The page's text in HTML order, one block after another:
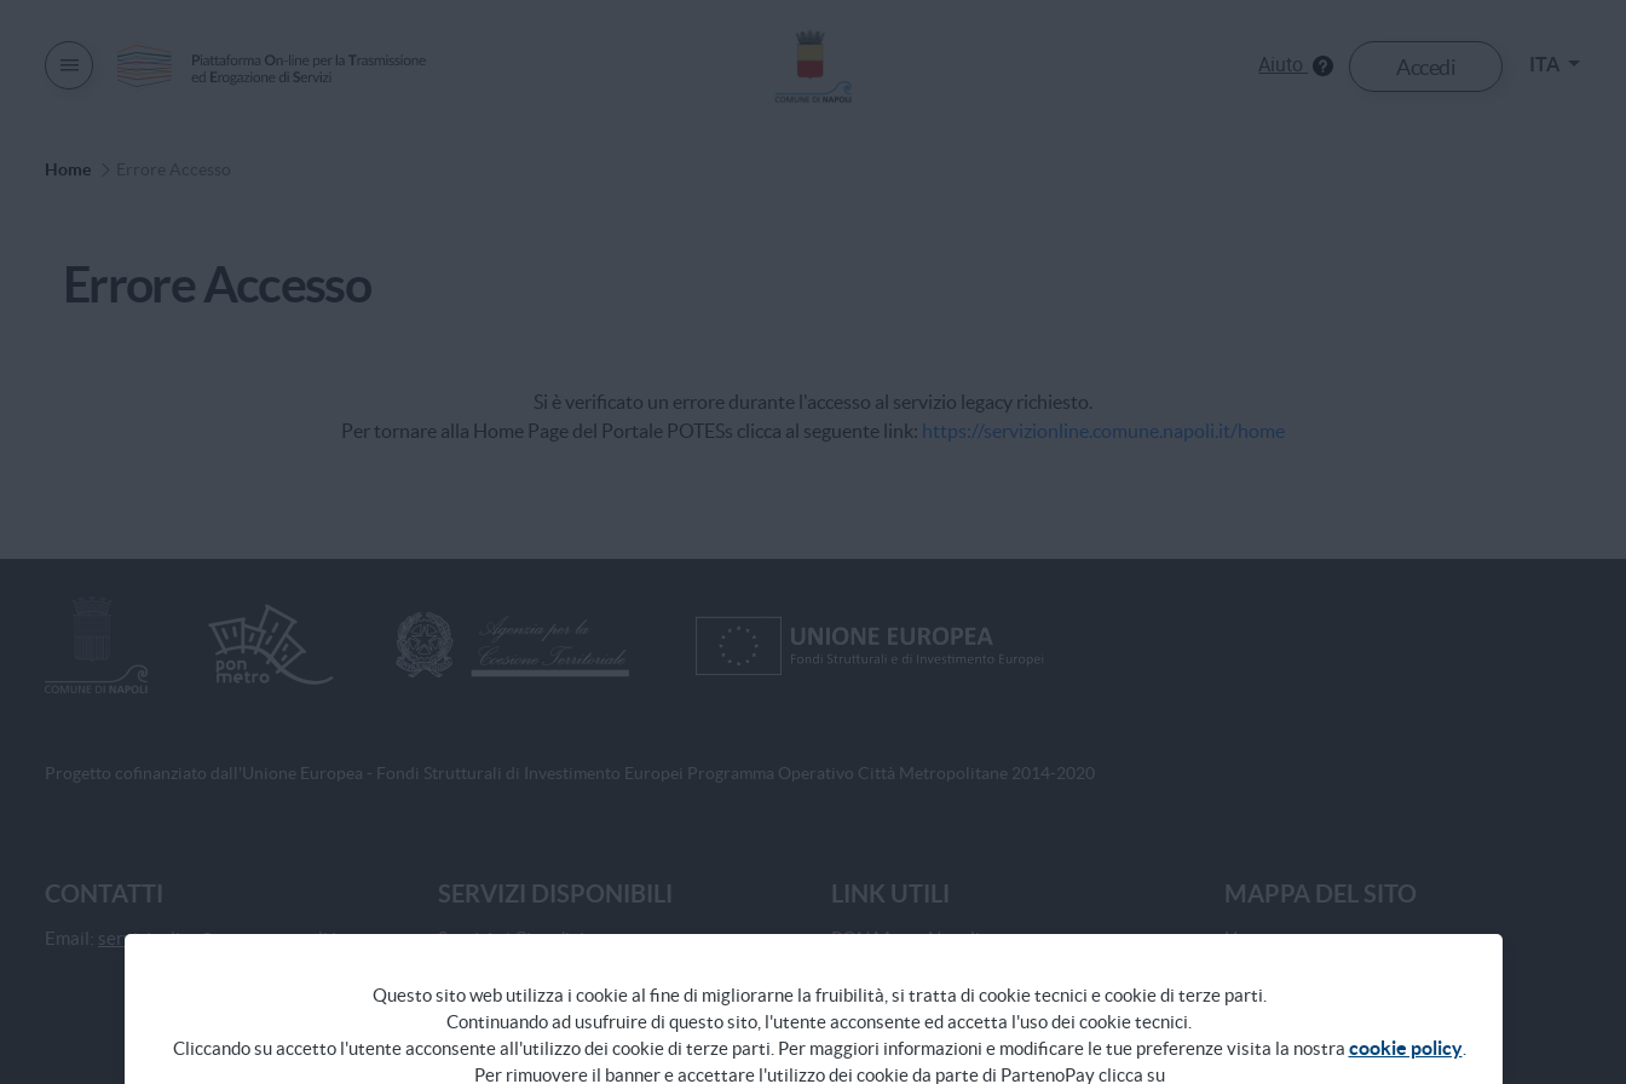
Men� di navigazione
Aiuto Accedi ITA
Percorso di Navigazione
Home
Errore Accesso
Si è verificato un errore durante l'accesso al servizio legacy richiesto.
Per tornare alla Home Page del Portale POTESs clicca al seguente link: https://servizionline.comune.napoli.it/home
Questo sito web utilizza i cookie al fine di migliorarne la fruibilità, si tratta di cookie tecnici e cookie di terze parti.
Continuando ad usufruire di questo sito, l'utente acconsente ed accetta l'uso dei cookie tecnici.
Cliccando su accetto l'utente acconsente all'utilizzo dei cookie di terze parti. Per maggiori informazioni e modificare le tue preferenze visita la nostra cookie policy.
Per rimuovere il banner e accettare l'utilizzo dei cookie da parte di PartenoPay clicca su
Progetto cofinanziato dall'Unione Europea - Fondi Strutturali di Investimento Europei Programma Operativo Città Metropolitane 2014-2020
CONTATTI
Email: servizionline@comune.napoli.it
SERVIZI DISPONIBILI
Servizi ai Cittadini
Servizi alle Imprese
LINK UTILI
PON Metro Napoli
CIE
MAPPA DEL SITO
Home
Notizie